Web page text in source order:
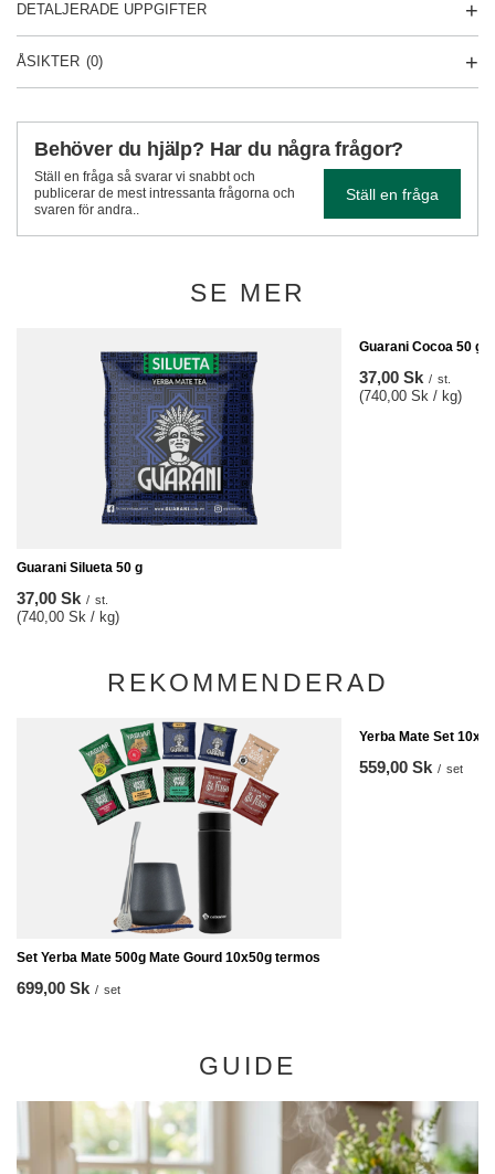
DETALJERADE UPPGIFTER
ÅSIKTER (0)
Behöver du hjälp? Har du några frågor?
Ställ en fråga så svarar vi snabbt och
publicerar de mest intressanta frågorna och
svaren för andra..
Ställ en fråga
SE MER
Guarani Silueta 50 g
37,00 Sk / st.
(740,00 Sk / kg)
Guarani Cocoa 50 g
37,00 Sk / st.
(740,00 Sk / kg)
REKOMMENDERAD
Set Yerba Mate 500g Mate Gourd 10x50g termos
699,00 Sk / set
Yerba Mate Set
559,00 Sk / set
GUIDE